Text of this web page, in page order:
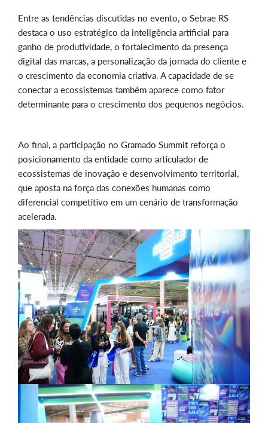
Entre as tendências discutidas no evento, o Sebrae RS
destaca o uso estratégico da inteligência artificial para
ganho de produtividade, o fortalecimento da presença
digital das marcas, a personalização da jornada do cliente e
o crescimento da economia criativa. A capacidade de se
conectar a ecossistemas também aparece como fator
determinante para o crescimento dos pequenos negócios.
Ao final, a participação no Gramado Summit reforça o
posicionamento da entidade como articulador de
ecossistemas de inovação e desenvolvimento territorial,
que aposta na força das conexões humanas como
diferencial competitivo em um cenário de transformação
acelerada.